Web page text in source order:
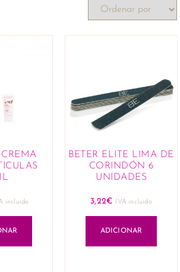
incluido
BETER ELITE LIMA DE
CORINDÓN 6
UNIDADES
3,22€ IVA incluido
ADICIONAR